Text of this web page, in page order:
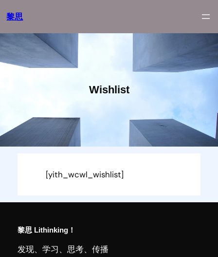
至
内
容
黎思
Wishlist
[yith_wcwl_wishlist]
黎思 Lithinking！
发现、学习、思考、传播